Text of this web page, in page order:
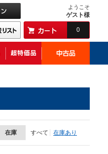
ようこそ
ゲスト様
0
在庫 すべて 在庫あり